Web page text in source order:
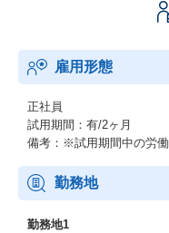
雇用形態
正社員
試用期間：有/2ヶ月
備考：※試用期間中の労
勤務地
勤務地1